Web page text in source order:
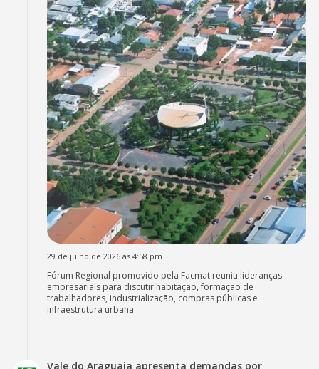
29 de julho de 2026 às 4:58 pm
Fórum Regional promovido pela Facmat reuniu lideranças
empresariais para discutir habitação, formação de
trabalhadores, industrialização, compras públicas e
infraestrutura urbana
Vale do Araguaia apresenta demandas por